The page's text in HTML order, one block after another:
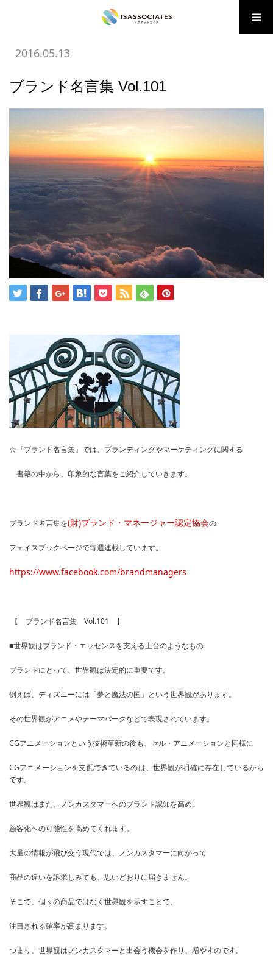
07 ブランディング
2016.05.13
ブランド名言集 Vol.101
☆『ブランド名言集』では、ブランディングやマーケティングに関する
書籍の中から、印象的な言葉をご紹介していきます。
ブランド名言集を(財)ブランド・マネージャー認定協会の
フェイスブックページで毎週連載しています。
https://www.facebook.com/brandmanagers
【 ブランド名言集 Vol.101 】
■世界観はブランド・エッセンスを支える土台のようなもの
ブランドにとって、世界観は決定的に重要です。
例えば、ディズニーには「夢と魔法の国」という世界観があります。
その世界観がアニメやテーマパークなどで表現されています。
CGアニメーションという技術革新の後も、セル・アニメーションと同様に
CGアニメーションを支配できているのは、世界観が明確に存在しているから
です。
世界観はまた、ノンカスタマーへのブランド認知を高め、
顧客化への可能性を高めてくれます。
大量の情報が飛び交う現代では、ノンカスタマーに向かって
商品の違いを訴求しみても、思いどおりに届きません。
そこで、個々の商品ではなく世界観を示すことで、
注目される確率が高まります。
つまり、世界観はノンカスタマーと出会う機会を作り、増やすのです。